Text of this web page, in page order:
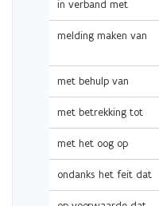
in verband met
melding maken van
met behulp van
met betrekking tot
met het oog op
ondanks het feit dat